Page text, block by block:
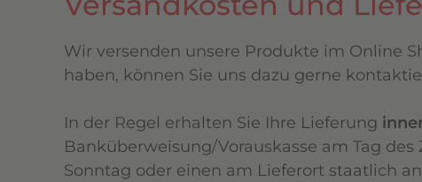
Wir versenden unsere Produkte im Online
haben, können Sie uns dazu gerne
In der Regel erhalten Sie Ihre Lieferung
Banküberweisung/Vorauskasse am Tag
Sonntag oder einen am Lieferort staatlich